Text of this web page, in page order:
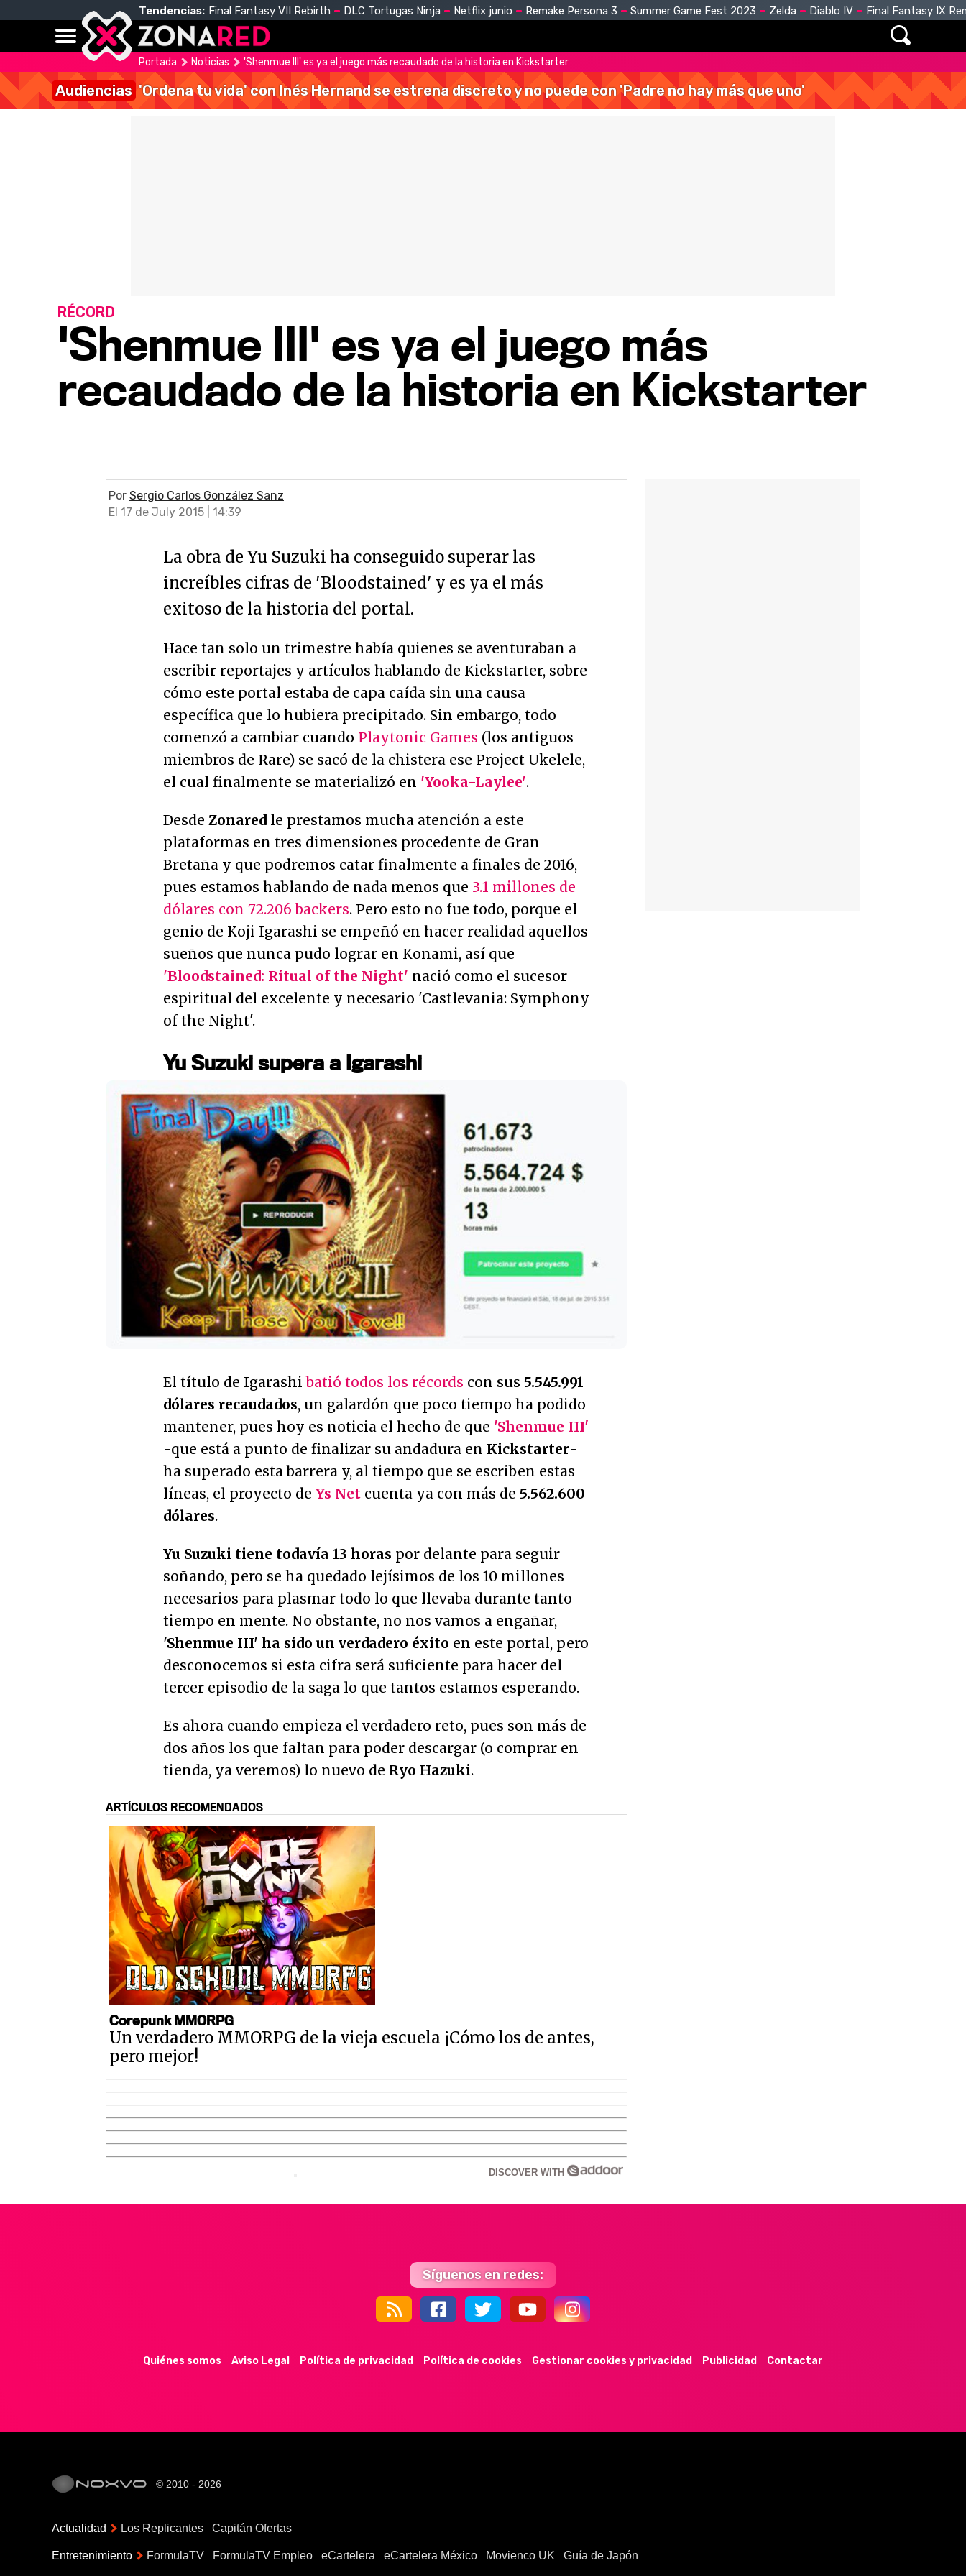
Tendencias: Final Fantasy VII Rebirth DLC Tortugas Ninja Netflix junio Remake Persona 3 Summer Game Fest 2023 Zelda Diablo IV Final Fantasy IX
Portada Noticias 'Shenmue III' es ya el juego más recaudado de la historia en Kickstarter
Audiencias 'Ordena tu vida' con Inés Hernand se estrena discreto y no puede con 'Padre no hay más que uno'
'Shenmue III' es ya el juego más
recaudado de la historia en Kickstarter
RÉCORD
Por Sergio Carlos González Sanz
El 17 de July 2015 | 14:39
La obra de Yu Suzuki ha conseguido superar las
increíbles cifras de 'Bloodstained' y es ya el más
exitoso de la historia del portal.
Hace tan solo un trimestre había quienes se aventuraban a
escribir reportajes y artículos hablando de Kickstarter, sobre
cómo este portal estaba de capa caída sin una causa
específica que lo hubiera precipitado. Sin embargo, todo
comenzó a cambiar cuando Playtonic Games (los antiguos
miembros de Rare) se sacó de la chistera ese Project Ukelele,
el cual finalmente se materializó en 'Yooka-Laylee'.
Desde Zonared le prestamos mucha atención a este
plataformas en tres dimensiones procedente de Gran
Bretaña y que podremos catar finalmente a finales de 2016,
pues estamos hablando de nada menos que 3.1 millones de
dólares con 72.206 backers. Pero esto no fue todo, porque el
genio de Koji Igarashi se empeñó en hacer realidad aquellos
sueños que nunca pudo lograr en Konami, así que
'Bloodstained: Ritual of the Night' nació como el sucesor
espiritual del excelente y necesario 'Castlevania: Symphony
of the Night'.
Yu Suzuki supera a Igarashi
El título de Igarashibatió todos los récords con sus 5.545.991
dólares recaudados, un galardón que poco tiempo ha podido
mantener, pues hoy es noticia el hecho de que 'Shenmue III'
-que está a punto de finalizar su andadura en Kickstarter-
ha superado esta barrera y, al tiempo que se escriben estas
líneas, el proyecto de Ys Net cuenta ya con más de 5.562.600
dólares.
Yu Suzuki tiene todavía 13 horas por delante para seguir
soñando, pero se ha quedado lejísimos de los 10 millones
necesarios para plasmar todo lo que llevaba durante tanto
tiempo en mente. No obstante, no nos vamos a engañar,
'Shenmue III' ha sido un verdadero éxito en este portal, pero
desconocemos si esta cifra será suficiente para hacer del
tercer episodio de la saga lo que tantos estamos esperando.
Es ahora cuando empieza el verdadero reto, pues son más de
dos años los que faltan para poder descargar (o comprar en
tienda, ya veremos) lo nuevo de Ryo Hazuki.
ARTÍCULOS RECOMENDADOS
Corepunk MMORPG
Un verdadero MMORPG de la vieja escuela ¡Cómo los de antes,
pero mejor!
DISCOVER WITH
Síguenos en redes:
Quiénes somos Aviso Legal Política de privacidad Política de cookies Gestionar cookies y privacidad Publicidad Contactar
© 2010 - 2026
Actualidad Los Replicantes Capitán Ofertas
Entretenimiento FormulaTV FormulaTV Empleo eCartelera eCartelera México Movienco UK Guía de Japón